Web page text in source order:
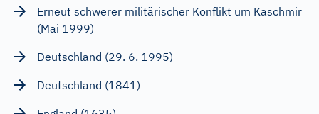
Erneut schwerer militärischer Konflikt um Kaschmir
(Mai 1999)
Deutschland (29. 6. 1995)
Deutschland (1841)